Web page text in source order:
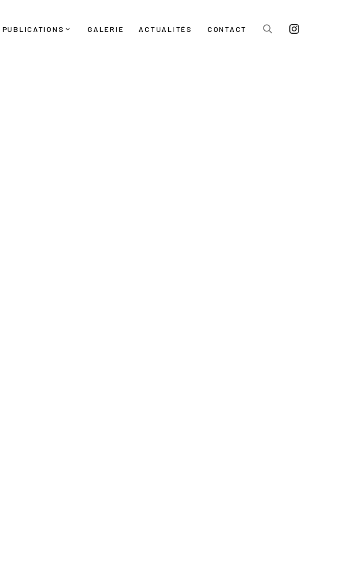
PUBLICATIONS GALERIE ACTUALITÉS CONTACT